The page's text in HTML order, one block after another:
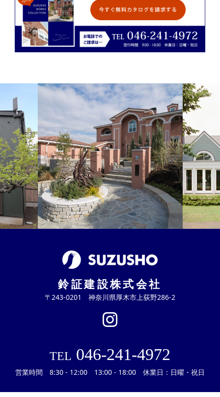
鈴証建設株式会社
〒243-0201 神奈川県厚木市上荻野286-2
TEL 046-241-4972
営業時間 8:30 - 12:00 13:00 - 18:00 休業日：日曜・祝日